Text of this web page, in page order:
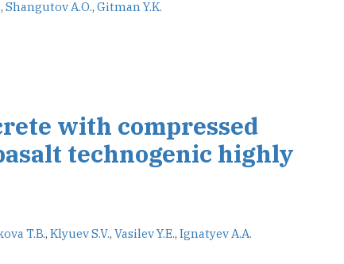
, Shangutov A.О., Gitman Y.K.
with compressed
technogenic highly
T.B., Klyuev S.V., Vasilev Y.E., Ignatyev A.A.